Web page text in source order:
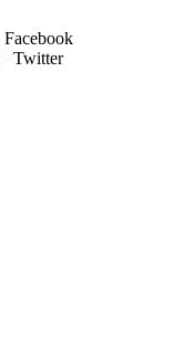
Facebook
Twitter